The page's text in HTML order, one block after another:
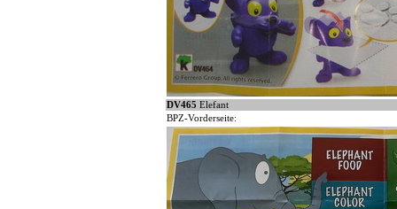
DV465 Elefant
BPZ-Vorderseite: